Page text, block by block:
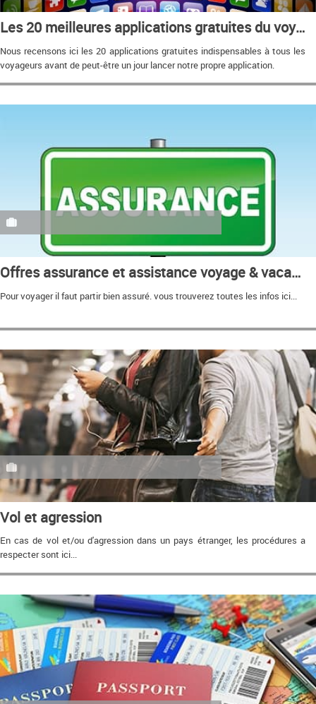
Les 20 meilleures applications gratuites du voyage
Nous recensons ici les 20 applications gratuites indispensables à tous les
voyageurs avant de peut-être un jour lancer notre propre application.
Offres assurance et assistance voyage & vacances
Pour voyager il faut partir bien assuré. vous trouverez toutes les infos ici...
Vol et agression
En cas de vol et/ou d'agression dans un pays étranger, les procédures a
respecter sont ici...